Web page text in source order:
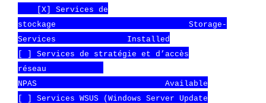
[X] Services de
stockage Storage-
Services Installed
[ ] Services de stratégie et d’accès
réseau
NPAS Available
[ ] Services WSUS (Windows Server Update